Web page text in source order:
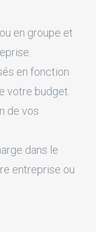
en groupe et
en fonction
votre budget.
de vos
dans le
entreprise ou